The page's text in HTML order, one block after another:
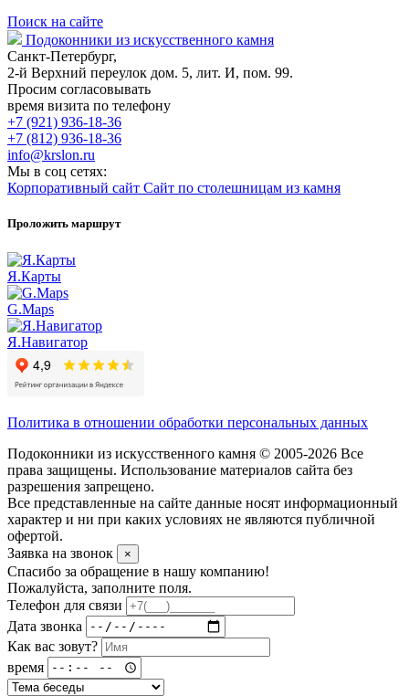
Поиск на сайте
Подоконники из искусственного камня
Санкт-Петербург,
2-й Верхний переулок дом. 5, лит. И, пом. 99.
Просим согласовывать
время визита по телефону
+7 (921) 936-18-36
+7 (812) 936-18-36
info@krslon.ru
Мы в соц сетях:
Корпоративный сайт Сайт по столешницам из камня
Проложить маршрут
Я.Карты
G.Maps
Я.Навигатор
Политика в отношении обработки персональных данных
Подоконники из искусственного камня © 2005-2026 Все
права защищены. Использование материалов сайта без
разрешения запрещено.
Все представленные на сайте данные носят информационный
характер и ни при каких условиях не являются публичной
офертой.
Заявка на звонок
×
Спасибо за обращение в нашу компанию!
Пожалуйста, заполните поля.
Телефон для связи
Дата звонка
Как вас зовут?
время